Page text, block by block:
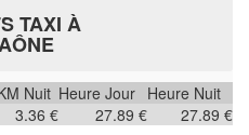
TAXI À
Nuit Heure Jour Heure Nuit
3.36 € 27.89 € 27.89 €